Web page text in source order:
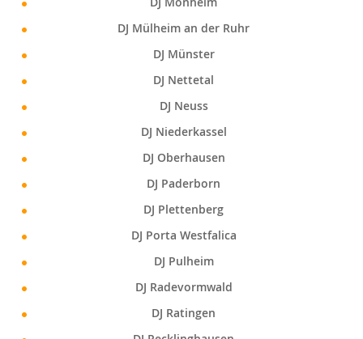
DJ Mülheim an der Ruhr
DJ Münster
DJ Nettetal
DJ Neuss
DJ Niederkassel
DJ Oberhausen
DJ Paderborn
DJ Plettenberg
DJ Porta Westfalica
DJ Pulheim
DJ Radevormwald
DJ Ratingen